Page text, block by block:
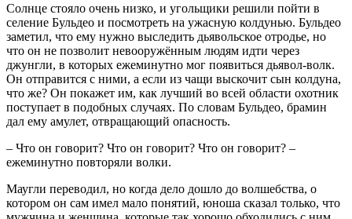
Солнце стояло очень низко, и угольщики решили пойти в
селение Бульдео и посмотреть на ужасную колдунью. Бульдео
заметил, что ему нужно выследить дьявольское отродье, но
что он не позволит невооружённым людям идти через
джунгли, в которых ежеминутно мог появиться дьявол-волк.
Он отправится с ними, а если из чащи выскочит сын колдуна,
что же? Он покажет им, как лучший во всей области охотник
поступает в подобных случаях. По словам Бульдео, брамин
дал ему амулет, отвращающий опасность.
– Что он говорит? Что он говорит? Что он говорит? –
ежеминутно повторяли волки.
Маугли переводил, но когда дело дошло до волшебства, о
котором он сам имел мало понятий, юноша сказал только, что